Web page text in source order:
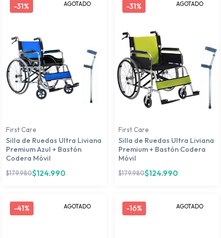
-31% AGOTADO
First Care
Silla de Ruedas Ultra Liviana
Premium Azul + Bastón
Codera Móvil
$179.980$124.990
-31% AGOTADO
First Care
Silla de Ruedas Ultra Liviana
Premium + Bastón Codera
Móvil
$179.980$124.990
-41% AGOTADO -16% AGOTADO